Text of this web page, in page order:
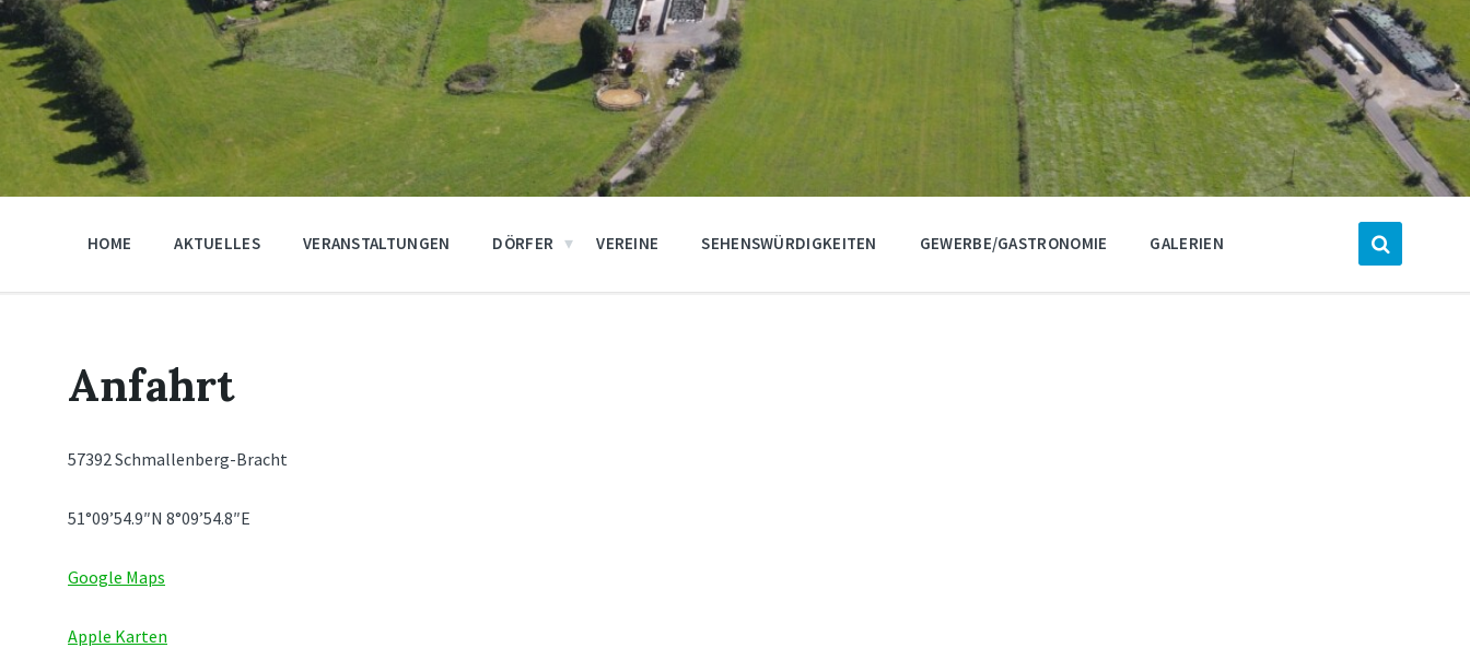
HOME AKTUELLES VERANSTALTUNGEN DÖRFER VEREINE SEHENSWÜRDIGKEITEN GEWERBE/GASTRONOMIE GALERIEN
Anfahrt
57392 Schmallenberg-Bracht
51°09’54.9″N 8°09’54.8″E
Google Maps
Apple Karten